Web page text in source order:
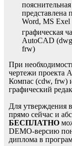
представлена
Word, MS Exel
графическая
AutoCAD
frw)
При
чертежи проекта
Компас (cdw, frw)
графический
Для утверждения
прямо сейчас и
БЕСПЛАТНО
DEMO-версию
диплома в